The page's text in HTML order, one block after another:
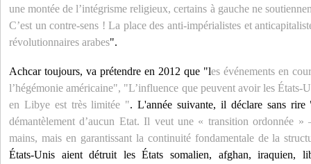
une montée de l’intégrisme religieux, certains à gauche ne
C’est un contre-sens ! La place des anti-impérialistes et
révolutionnaires arabes".
Achcar toujours, va prétendre en 2012 que "les événements en
l’hégémonie américaine", "L’influence que peuvent avoir les États-
en Libye est très limitée ". L'année suivante, il déclare sans rire
démantèlement d’aucun Etat. Il veut une « transition ordonnée
mains, mais en garantissant la continuité fondamentale de la
États-Unis aient détruit les États somalien, afghan, iraquien,